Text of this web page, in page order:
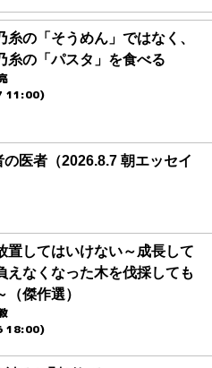
糸の「そうめん」ではなく、
糸の「パスタ」を食べる
11:00)
医者（2026.8.7 朝エッセイ
置してはいけない～成長して
えなくなった木を伐採しても
（傑作選）
18:00)